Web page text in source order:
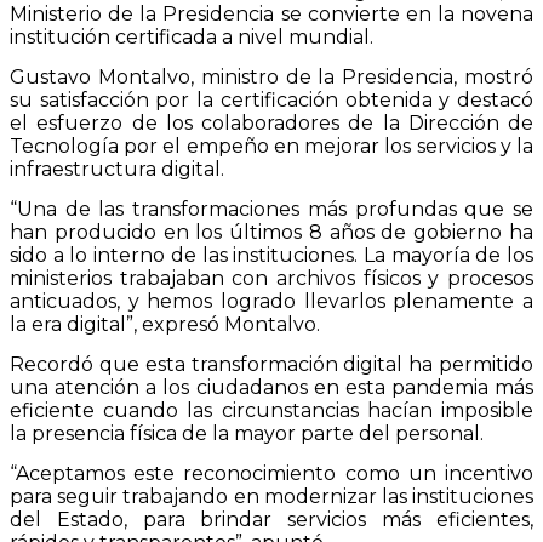
Ministerio de la Presidencia se convierte en la novena
institución certificada a nivel mundial.
Gustavo Montalvo, ministro de la Presidencia, mostró
su satisfacción por la certificación obtenida y destacó
el esfuerzo de los colaboradores de la Dirección de
Tecnología por el empeño en mejorar los servicios y la
infraestructura digital.
“Una de las transformaciones más profundas que se
han producido en los últimos 8 años de gobierno ha
sido a lo interno de las instituciones. La mayoría de los
ministerios trabajaban con archivos físicos y procesos
anticuados, y hemos logrado llevarlos plenamente a
la era digital”, expresó Montalvo.
Recordó que esta transformación digital ha permitido
una atención a los ciudadanos en esta pandemia más
eficiente cuando las circunstancias hacían imposible
la presencia física de la mayor parte del personal.
“Aceptamos este reconocimiento como un incentivo
para seguir trabajando en modernizar las instituciones
del Estado, para brindar servicios más eficientes,